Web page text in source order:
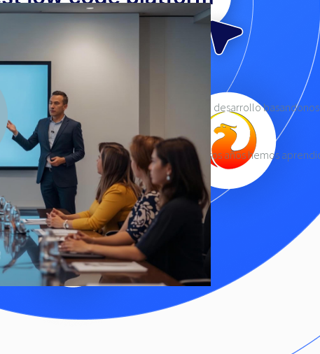
todo momento
servicios que respaldamos totalmente en su desarrollo
la satisfacción.
de las áreas críticas, empresariales y en estos años hemos